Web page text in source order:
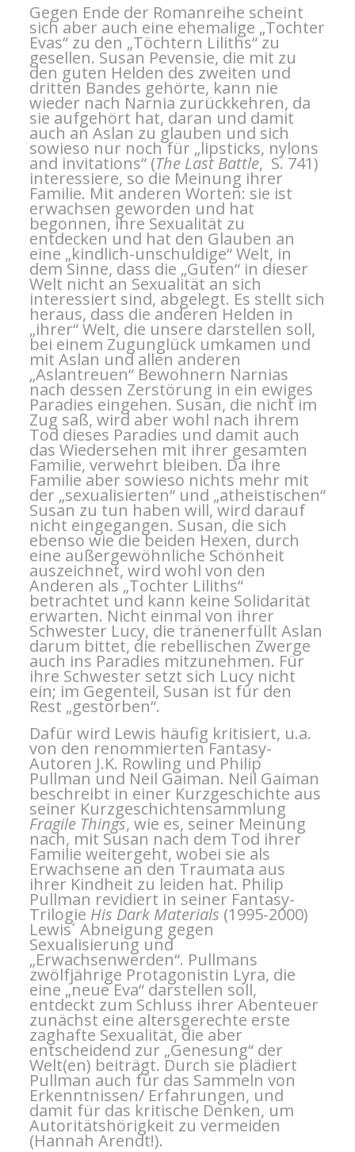
Gegen Ende der Romanreihe scheint
sich aber auch eine ehemalige „Tochter
Evas“ zu den „Töchtern Liliths“ zu
gesellen. Susan Pevensie, die mit zu
den guten Helden des zweiten und
dritten Bandes gehörte, kann nie
wieder nach Narnia zurückkehren, da
sie aufgehört hat, daran und damit
auch an Aslan zu glauben und sich
sowieso nur noch für „lipsticks, nylons
and invitations“ (The Last Battle, S. 741)
interessiere, so die Meinung ihrer
Familie. Mit anderen Worten: sie ist
erwachsen geworden und hat
begonnen, ihre Sexualität zu
entdecken und hat den Glauben an
eine „kindlich-unschuldige“ Welt, in
dem Sinne, dass die „Guten“ in dieser
Welt nicht an Sexualität an sich
interessiert sind, abgelegt. Es stellt sich
heraus, dass die anderen Helden in
„ihrer“ Welt, die unsere darstellen soll,
bei einem Zugunglück umkamen und
mit Aslan und allen anderen
„Aslantreuen“ Bewohnern Narnias
nach dessen Zerstörung in ein ewiges
Paradies eingehen. Susan, die nicht im
Zug saß, wird aber wohl nach ihrem
Tod dieses Paradies und damit auch
das Wiedersehen mit ihrer gesamten
Familie, verwehrt bleiben. Da ihre
Familie aber sowieso nichts mehr mit
der „sexualisierten“ und „atheistischen“
Susan zu tun haben will, wird darauf
nicht eingegangen. Susan, die sich
ebenso wie die beiden Hexen, durch
eine außergewöhnliche Schönheit
auszeichnet, wird wohl von den
Anderen als „Tochter Liliths“
betrachtet und kann keine Solidarität
erwarten. Nicht einmal von ihrer
Schwester Lucy, die tränenerfüllt Aslan
darum bittet, die rebellischen Zwerge
auch ins Paradies mitzunehmen. Für
ihre Schwester setzt sich Lucy nicht
ein; im Gegenteil, Susan ist für den
Rest „gestorben“.
Dafür wird Lewis häufig kritisiert, u.a.
von den renommierten Fantasy-
Autoren J.K. Rowling und Philip
Pullman und Neil Gaiman. Neil Gaiman
beschreibt in einer Kurzgeschichte aus
seiner Kurzgeschichtensammlung
Fragile Things, wie es, seiner Meinung
nach, mit Susan nach dem Tod ihrer
Familie weitergeht, wobei sie als
Erwachsene an den Traumata aus
ihrer Kindheit zu leiden hat. Philip
Pullman revidiert in seiner Fantasy-
Trilogie His Dark Materials (1995-2000)
Lewis´ Abneigung gegen
Sexualisierung und
„Erwachsenwerden“. Pullmans
zwölfjährige Protagonistin Lyra, die
eine „neue Eva“ darstellen soll,
entdeckt zum Schluss ihrer Abenteuer
zunächst eine altersgerechte erste
zaghafte Sexualität, die aber
entscheidend zur „Genesung“ der
Welt(en) beiträgt. Durch sie plädiert
Pullman auch für das Sammeln von
Erkenntnissen/ Erfahrungen, und
damit für das kritische Denken, um
Autoritätshörigkeit zu vermeiden
(Hannah Arendt!).